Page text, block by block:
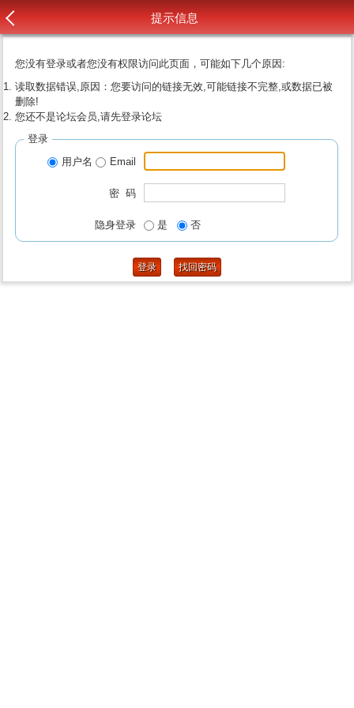
提示信息
您没有登录或者您没有权限访问此页面，可能如下几个原因:
读取数据错误,原因：您要访问的链接无效,可能链接不完整,或数据已被
删除!
您还不是论坛会员,请先登录论坛
登录
用户名
Email
密 码
隐身登录 是 否